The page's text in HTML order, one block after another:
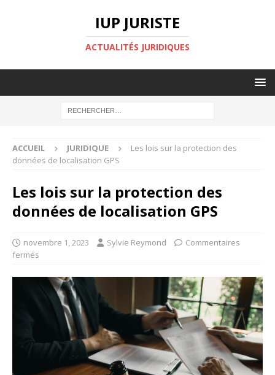
IUP JURISTE
ACTUALITÉS JURIDIQUES
ACCUEIL JURIDIQUE
Les lois sur la protection des
données de localisation GPS
Les lois sur la protection des
données de localisation GPS
novembre 1, 2023 Sylvie Reymond
Commentaires
fermés